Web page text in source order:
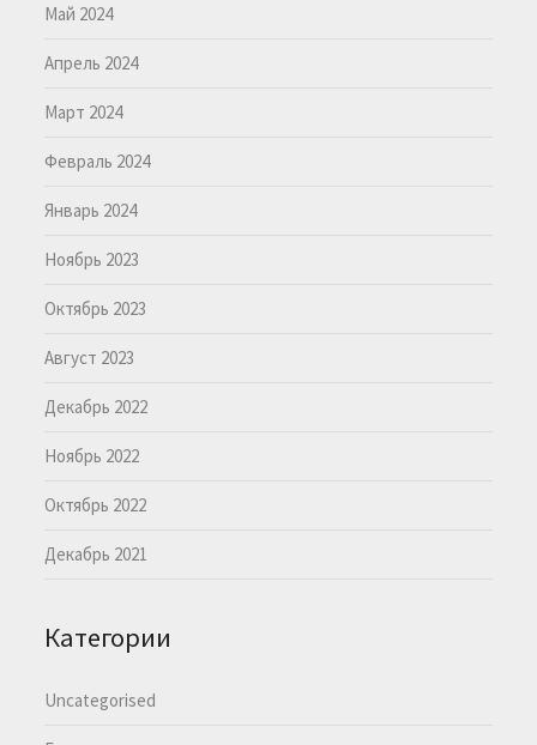
Май 2024
Апрель 2024
Март 2024
Февраль 2024
Январь 2024
Ноябрь 2023
Октябрь 2023
Август 2023
Декабрь 2022
Ноябрь 2022
Октябрь 2022
Декабрь 2021
Категории
Uncategorised